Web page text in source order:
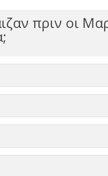
πριν οι